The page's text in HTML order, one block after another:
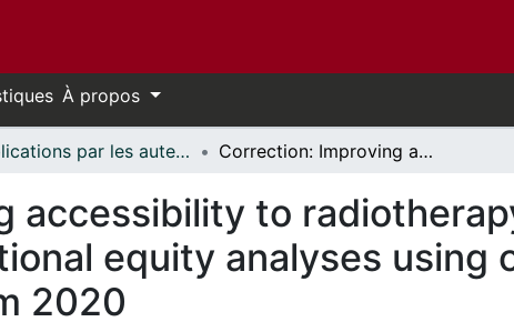
À propos
Publications par les auteurs d'uOttawa publiés par BioMed Central // uOttawa authored publications from BioMed Central Correction: Improving accessibility to radiotherapy services in Cali, Colombia: cross-sectional equity analyses using open data and big data travel times from 2020
accessibility to
equity analyses using
2020